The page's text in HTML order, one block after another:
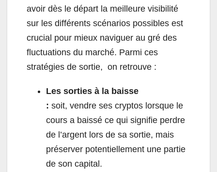
avoir dès le départ la meilleure visibilité
sur les différents scénarios possibles est
crucial pour mieux naviguer au gré des
fluctuations du marché. Parmi ces
stratégies de sortie, on retrouve :
Les sorties à la baisse
: soit, vendre ses cryptos lorsque le
cours a baissé ce qui signifie perdre
de l’argent lors de sa sortie, mais
préserver potentiellement une partie
de son capital.